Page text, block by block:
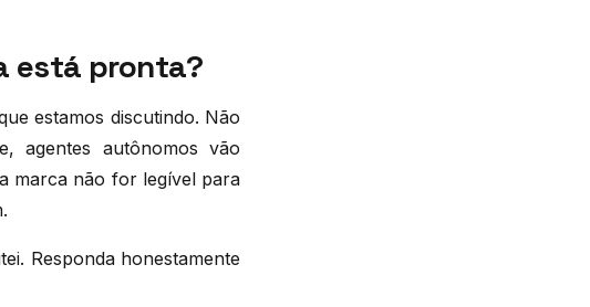
está pronta?
estamos discutindo. Não
agentes autônomos vão
marca não for legível para
Responda honestamente